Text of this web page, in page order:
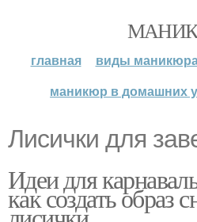
главная виды
маникюр в домашних
Лисички для
Идеи для
как создать образ